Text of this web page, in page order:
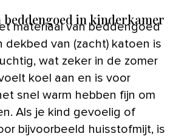
beddengoed in kinderkamer
dekbed van (zacht) katoen is
wat zeker in de zomer
koel aan en is voor
snel warm hebben fijn om
Als je kind gevoelig of
bijvoorbeeld huisstofmijt, is